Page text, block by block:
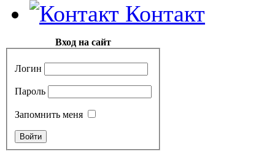
Контакт
Вход на сайт
Логин
Пароль
Запомнить меня